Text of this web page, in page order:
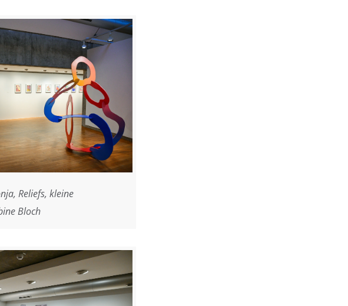
Reliefs, kleine
Bloch